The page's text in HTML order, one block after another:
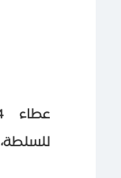
للسلطة،